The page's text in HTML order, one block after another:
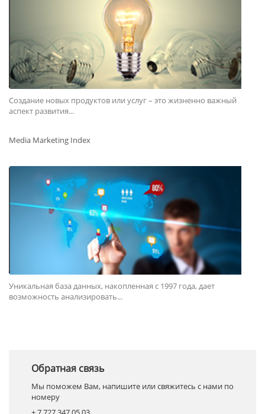
Создание новых продуктов или услуг – это жизненно важный
аспект развития...
Media Marketing Index
Уникальная база данных, накопленная с 1997 года, дает
возможность анализировать...
Обратная связь
Мы поможем Вам, напишите или свяжитесь с нами по
номеру